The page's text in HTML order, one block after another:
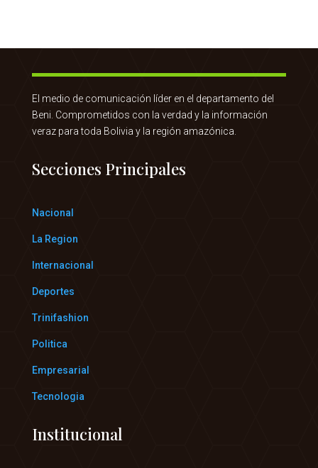
El medio de comunicación líder en el departamento del
Beni. Comprometidos con la verdad y la información
veraz para toda Bolivia y la región amazónica.
Secciones Principales
Nacional
La Region
Internacional
Deportes
Trinifashion
Politica
Empresarial
Tecnologia
Institucional